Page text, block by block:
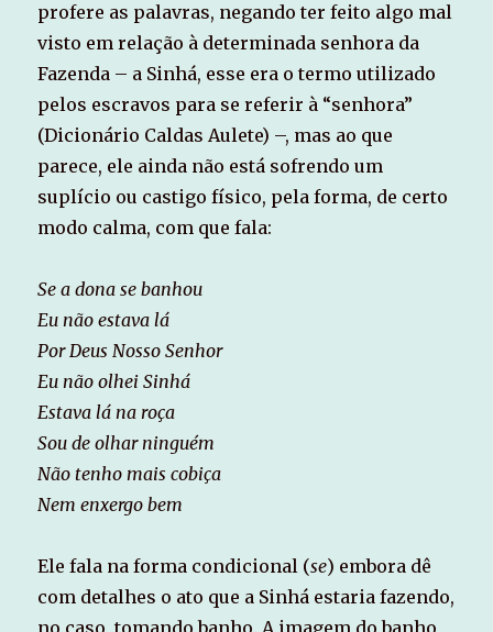
profere as palavras, negando ter feito algo mal
visto em relação à determinada senhora da
Fazenda – a Sinhá, esse era o termo utilizado
pelos escravos para se referir à “senhora”
(Dicionário Caldas Aulete) –, mas ao que
parece, ele ainda não está sofrendo um
suplício ou castigo físico, pela forma, de certo
modo calma, com que fala:
Se a dona se banhou
Eu não estava lá
Por Deus Nosso Senhor
Eu não olhei Sinhá
Estava lá na roça
Sou de olhar ninguém
Não tenho mais cobiça
Nem enxergo bem
Ele fala na forma condicional (se) embora dê
com detalhes o ato que a Sinhá estaria fazendo,